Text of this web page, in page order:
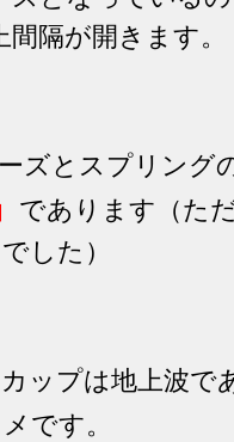
間隔が開きます。
ズとスプリング
であります（た
した）
ップは地上波で
です。